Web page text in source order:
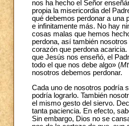
nos ha hecho el Señor
propia la misericordia del
qué debemos perdonar a una
e infinitamente más. No hay
cosas malas que hemos
perdona, así también
corazón que perdona
que Jesús nos enseñó, el
todo el que nos debe algo» (Mt
nosotros debemos perdonar.
Cada uno de nosotros podría
podría lograrlo. También
el mismo gesto del siervo.
tanta paciencia. En efecto,
Sin embargo, Dios no se